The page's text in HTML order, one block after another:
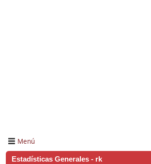
Menú
Estadísticas Generales - rk